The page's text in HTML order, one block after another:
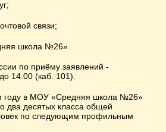
связи;
школа №26».
по приёму заявлений -
14.00 (каб. 101).
году в МОУ «Средняя школа №26»
два десятых класса общей
по следующим профильным